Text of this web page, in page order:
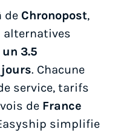
de Chronopost,
alternatives
3.5
. Chacune
service, tarifs
de France
simplifie